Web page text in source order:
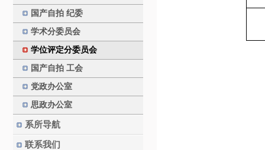
国产自拍 纪委
学术分委员会
学位评定分委员会
国产自拍 工会
党政办公室
思政办公室
系所导航
联系我们